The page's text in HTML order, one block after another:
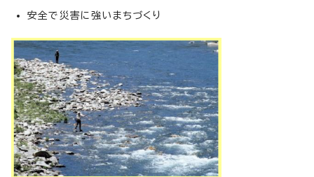
安全で災害に強いまちづくり